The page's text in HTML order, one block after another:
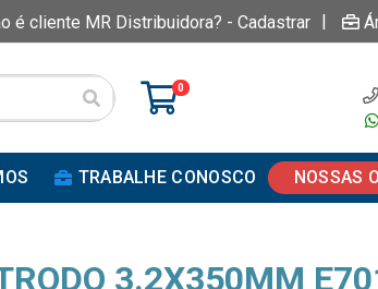
é cliente MR Distribuidora? - Cadastrar |
0
TRABALHE CONOSCO NOSSAS
3.2X350MM